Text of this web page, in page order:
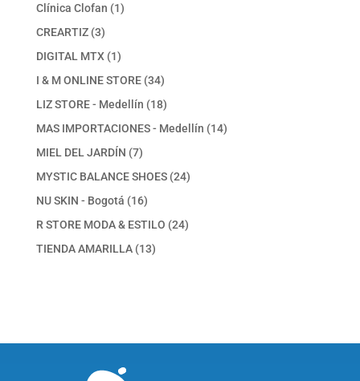
Clínica Clofan 11
CREARTIZ 33
productos
DIGITAL MTX 11
producto
I & M ONLINE STORE 3434
productos
LIZ STORE - Medellín 1818
productos
MAS IMPORTACIONES - Medellín 1414
MIEL DEL JARDÍN 77
productos
MYSTIC BALANCE SHOES 2424
NU SKIN - Bogotá 1616
productos
R STORE MODA & ESTILO 2424
TIENDA AMARILLA 1313